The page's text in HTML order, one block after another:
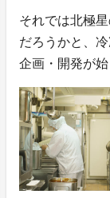
それでは北極
だろうかと、
企画・開発が始